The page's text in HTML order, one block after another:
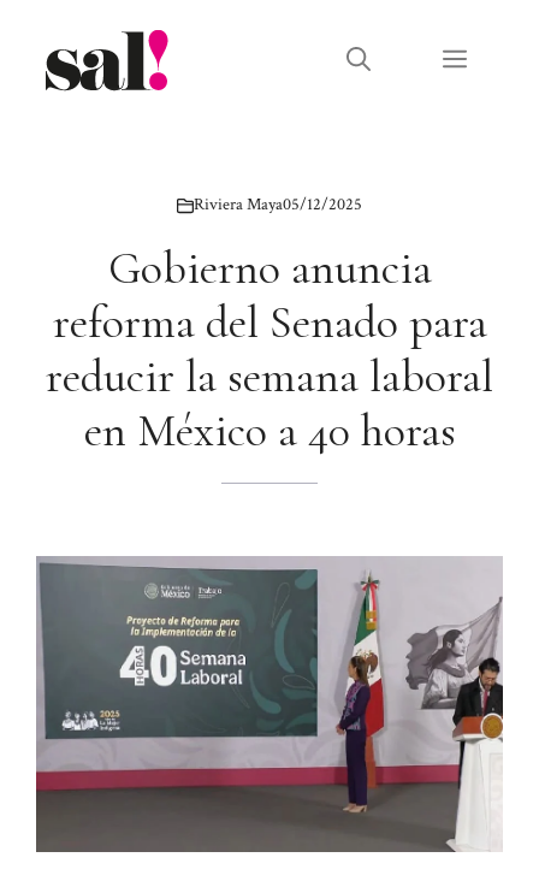
contenido
Menú
Riviera Maya05/12/2025
Gobierno anuncia
reforma del Senado para
reducir la semana laboral
en México a 40 horas